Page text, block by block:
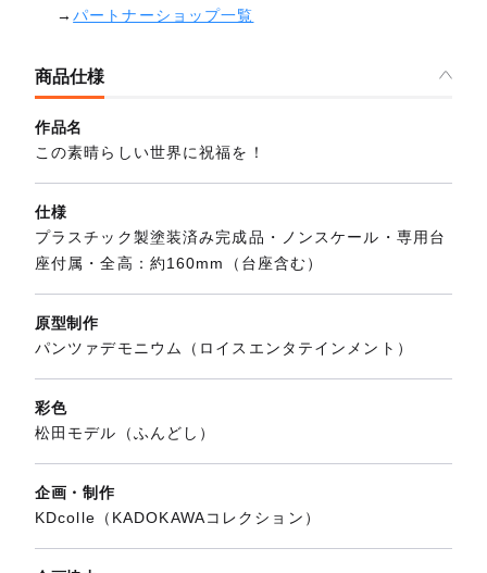
→パートナーショップ一覧
商品仕様
作品名
この素晴らしい世界に祝福を！
仕様
プラスチック製塗装済み完成品・ノンスケール・専用台
座付属・全高：約160mm（台座含む）
原型制作
パンツァデモニウム（ロイスエンタテインメント）
彩色
松田モデル（ふんどし）
企画・制作
KDcolle（KADOKAWAコレクション）